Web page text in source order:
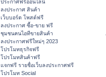
ประกาศฟรีออนไลน์
ลงประกาศ สินค้า
เว็บบอร์ด โพสต์ฟรี
ลงประกาศ ซื้อ-ขาย ฟรี
ชุมชนคนไอทีขายสินค้า
ลงประกาศฟรีใหม่ๆ 2023
โปรโมทธุรกิจฟรี
โปรโมทสินค้าฟรี
แจกฟรี รายชื่อเว็บลงประกาศฟรี
โปรโมท Social